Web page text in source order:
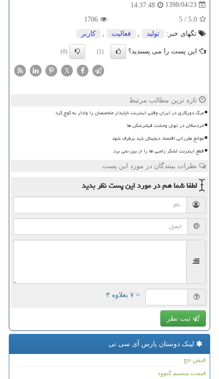
1398/04/23
14:37:48
5.0
/
5
1706
تگهای خبر:
تولید فعالیت كاربر
این پست را می پسندید؟ (1)
(0)
X
تازه ترین مطالب مرتبط
مرگ دورکاری در ایران وقتی اینترنت ناپایدار متخصصان را وادار به کوچ کرد
خردسالان در تونل وحشت فیلترشکن ها
موانع مقرراتی اقتصاد دیجیتال باید برطرف شود
قطع اینترنت لشکر زامبی ها را از بین نمی برد
نظرات بینندگان در مورد این پست
لطفا شما همدر مورد این پستنظر بدید
= ۷ بعلاوه ۳
ثبت نظر
لینک دوستان پارس آی سی تی
فیش حج
قیمت بیسیم کنوود